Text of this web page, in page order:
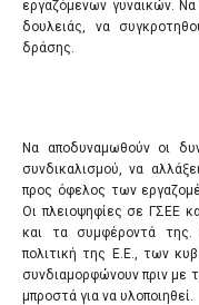
εργαζόμενων γυναικών.
δουλειάς, να
δράσης.
Να αποδυναμωθούν οι
συνδικαλισμού, να
προς όφελος των
Οι πλειοψηφίες σε ΓΣΕΕ
και τα συμφέροντά
πολιτική της Ε.Ε., των
συνδιαμορφώνουν πριν με
μπροστά για να υλοποιηθεί.